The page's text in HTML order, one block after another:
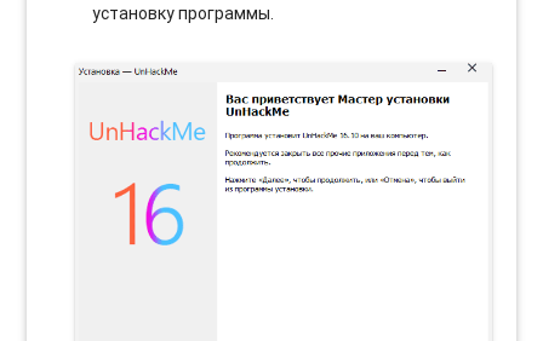
установку программы.